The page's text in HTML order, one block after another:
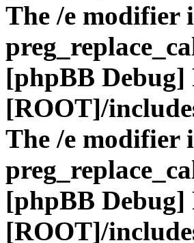
The /e modifier
[phpBB
[ROOT]/
The /e modifier
[phpBB
[ROOT]/